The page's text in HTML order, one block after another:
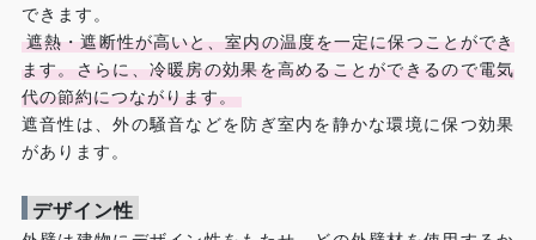
できます。
遮熱・遮断性が高いと、室内の温度を一定に保つことができ
ます。さらに、冷暖房の効果を高めることができるので電気
代の節約につながります。
遮音性は、外の騒音などを防ぎ室内を静かな環境に保つ効果
があります。
デザイン性